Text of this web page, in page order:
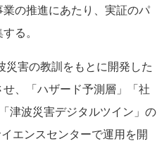
の推進にあたり、実証のパ
る。
害の教訓をもとに開発した
、「ハザード予測層」「社
津波災害デジタルツイン」の
エンスセンターで運用を開